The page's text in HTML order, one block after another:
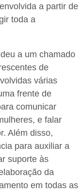
a partir de
toda a
a um chamado
de
várias
frente de
comunicar
e falar
Além disso,
para auxiliar a
suporte às
da
em todas as